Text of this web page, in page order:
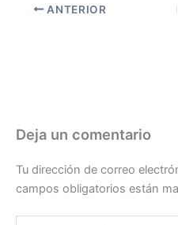
ANTERIOR
Deja un comentario
Tu dirección de correo
campos obligatorios están